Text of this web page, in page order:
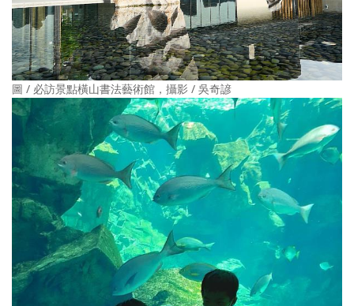
圖 / 必訪景點橫山書法藝術館，攝影 / 吳奇諺